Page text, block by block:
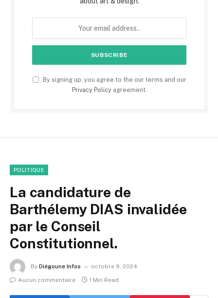
By signing up, you agree to the our terms and our
Privacy Policyagreement.
POLITIQUE
La candidature de
Barthélemy DIAS invalidée
par le Conseil
Constitutionnel.
By Diégoune Infos
octobre 9, 2024
Aucun commentaire
1 Min Read